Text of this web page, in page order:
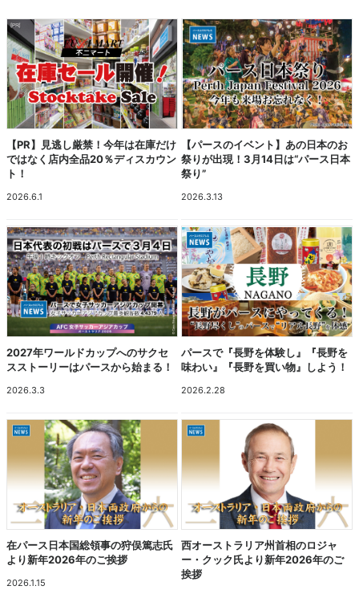
【PR】見逃し厳禁！今年は在庫だけ
ではなく店内全品20％ディスカウン
ト！
2026.6.1
【パースのイベント】あの日本のお
祭りが出現！3月14日は“パース日本
祭り”
2026.3.13
2027年ワールドカップへのサクセ
スストーリーはパースから始まる！
2026.3.3
パースで『長野を体験し』『長野を
味わい』『長野を買い物』しよう！
2026.2.28
在パース日本国総領事の狩俣篤志氏
より新年2026年のご挨拶
2026.1.15
西オーストラリア州首相のロジャ
ー・クック氏より新年2026年のご
挨拶